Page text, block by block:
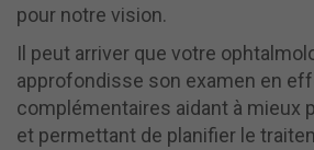
pour notre vision.
Il peut arriver que votre
approfondisse son examen en
complémentaires aidant à mieux
et permettant de planifier le